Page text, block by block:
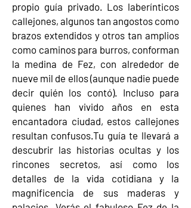
propio guía privado. Los laberínticos
callejones, algunos tan angostos como
brazos extendidos y otros tan amplios
como caminos para burros, conforman
la medina de Fez, con alrededor de
nueve mil de ellos (aunque nadie puede
decir quién los contó). Incluso para
quienes han vivido años en esta
encantadora ciudad, estos callejones
resultan confusos.Tu guía te llevará a
descubrir las historias ocultas y los
rincones secretos, así como los
detalles de la vida cotidiana y la
magnificencia de sus maderas y